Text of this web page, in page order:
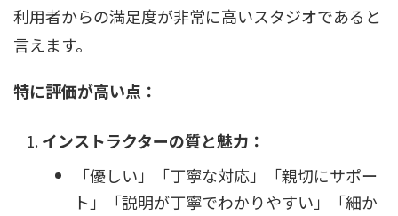
利用者からの満足度が非常に高いスタジオであると
言えます。
特に評価が高い点：
インストラクターの質と魅力：
「優しい」「丁寧な対応」「親切にサポー
ト」「説明が丁寧でわかりやすい」「細か